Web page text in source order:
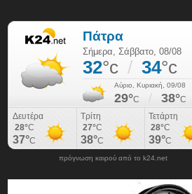
πρόγνωση καιρού από το k24.net